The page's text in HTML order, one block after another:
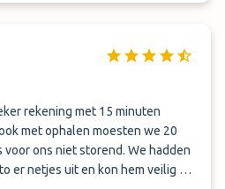
rekening met 15 minuten
met ophalen moesten we 20
ons niet storend. We hadden
er netjes uit en kon hem veilig 2